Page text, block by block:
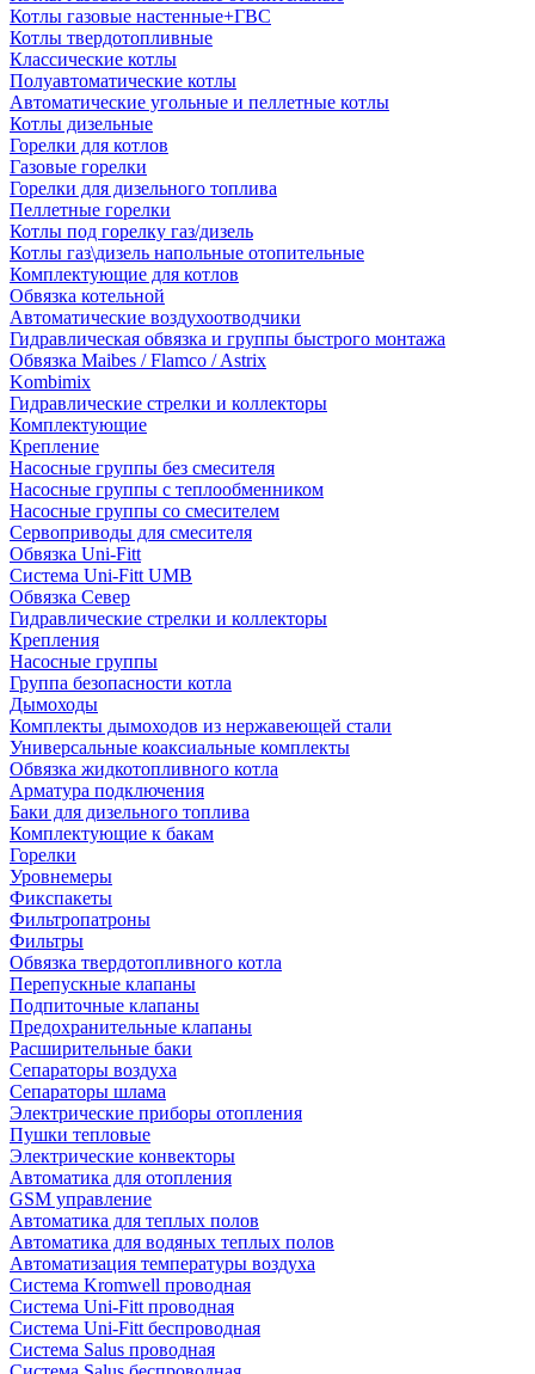
Котлы газовые настенные+ГВС
Котлы твердотопливные
Классические котлы
Полуавтоматические котлы
Автоматические угольные и пеллетные котлы
Котлы дизельные
Горелки для котлов
Газовые горелки
Горелки для дизельного топлива
Пеллетные горелки
Котлы под горелку газ/дизель
Котлы газ\дизель напольные отопительные
Комплектующие для котлов
Обвязка котельной
Автоматические воздухоотводчики
Гидравлическая обвязка и группы быстрого монтажа
Обвязка Maibes / Flamco / Astrix
Kombimix
Гидравлические стрелки и коллекторы
Комплектующие
Крепление
Насосные группы без смесителя
Насосные группы с теплообменником
Насосные группы со смесителем
Сервоприводы для смесителя
Обвязка Uni-Fitt
Система Uni-Fitt UMB
Обвязка Север
Гидравлические стрелки и коллекторы
Крепления
Насосные группы
Группа безопасности котла
Дымоходы
Комплекты дымоходов из нержавеющей стали
Универсальные коаксиальные комплекты
Обвязка жидкотопливного котла
Арматура подключения
Баки для дизельного топлива
Комплектующие к бакам
Горелки
Уровнемеры
Фикспакеты
Фильтропатроны
Фильтры
Обвязка твердотопливного котла
Перепускные клапаны
Подпиточные клапаны
Предохранительные клапаны
Расширительные баки
Сепараторы воздуха
Сепараторы шлама
Электрические приборы отопления
Пушки тепловые
Электрические конвекторы
Автоматика для отопления
GSM управление
Автоматика для теплых полов
Автоматика для водяных теплых полов
Автоматизация температуры воздуха
Система Kromwell проводная
Система Uni-Fitt проводная
Система Uni-Fitt беспроводная
Система Salus проводная